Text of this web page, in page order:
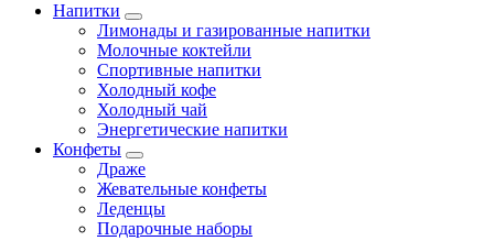
Напитки
Лимонады и газированные напитки
Молочные коктейли
Спортивные напитки
Холодный кофе
Холодный чай
Энергетические напитки
Конфеты
Драже
Жевательные конфеты
Леденцы
Подарочные наборы